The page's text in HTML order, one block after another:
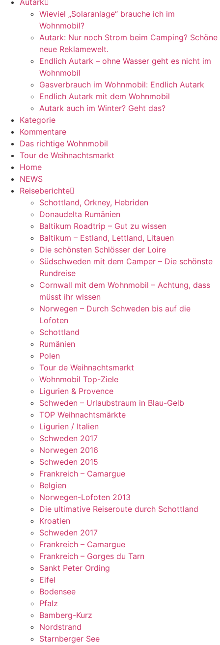
Autark
Wieviel „Solaranlage“ brauche ich im
Wohnmobil?
Autark: Nur noch Strom beim Camping? Schöne
neue Reklamewelt.
Endlich Autark – ohne Wasser geht es nicht im
Wohnmobil
Gasverbrauch im Wohnmobil: Endlich Autark
Endlich Autark mit dem Wohnmobil
Autark auch im Winter? Geht das?
Kategorie
Kommentare
Das richtige Wohnmobil
Tour de Weihnachtsmarkt
Home
NEWS
Reiseberichte
Schottland, Orkney, Hebriden
Donaudelta Rumänien
Baltikum Roadtrip – Gut zu wissen
Baltikum – Estland, Lettland, Litauen
Die schönsten Schlösser der Loire
Südschweden mit dem Camper – Die schönste
Rundreise
Cornwall mit dem Wohnmobil – Achtung, dass
müsst ihr wissen
Norwegen – Durch Schweden bis auf die
Lofoten
Schottland
Rumänien
Polen
Tour de Weihnachtsmarkt
Wohnmobil Top-Ziele
Ligurien & Provence
Schweden – Urlaubstraum in Blau-Gelb
TOP Weihnachtsmärkte
Ligurien / Italien
Schweden 2017
Norwegen 2016
Schweden 2015
Frankreich – Camargue
Belgien
Norwegen-Lofoten 2013
Die ultimative Reiseroute durch Schottland
Kroatien
Schweden 2017
Frankreich – Camargue
Frankreich – Gorges du Tarn
Sankt Peter Ording
Eifel
Bodensee
Pfalz
Bamberg-Kurz
Nordstrand
Starnberger See